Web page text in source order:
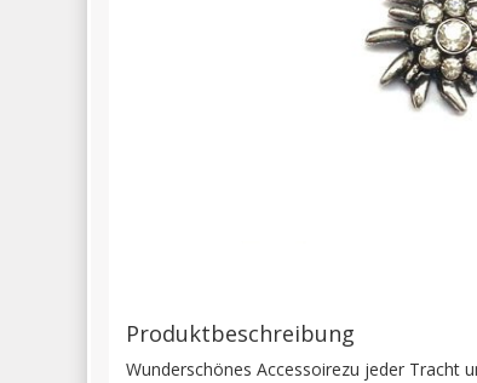
Produktbeschreibung
Wunderschönes Accessoirezu jeder Tracht